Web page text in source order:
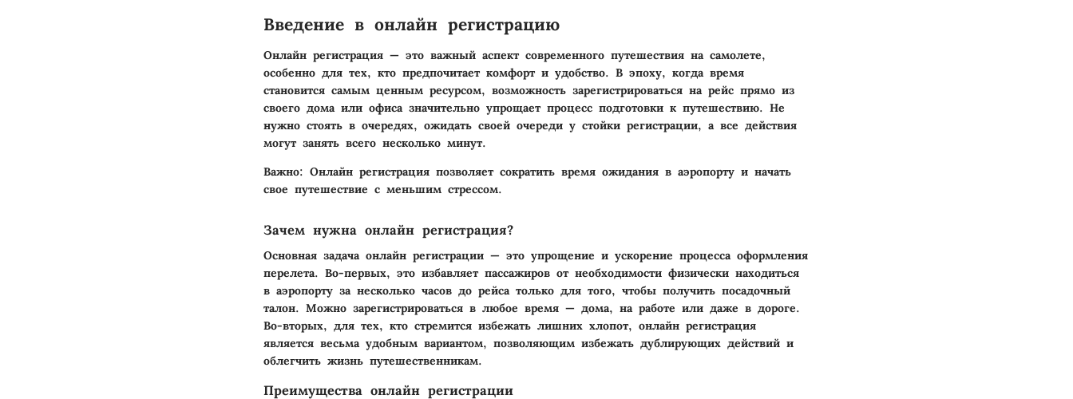
Введение в онлайн регистрацию
Онлайн регистрация — это важный аспект современного путешествия на самолете,
особенно для тех, кто предпочитает комфорт и удобство. В эпоху, когда время
становится самым ценным ресурсом, возможность зарегистрироваться на рейс прямо из
своего дома или офиса значительно упрощает процесс подготовки к путешествию. Не
нужно стоять в очередях, ожидать своей очереди у стойки регистрации, а все действия
могут занять всего несколько минут.
Важно: Онлайн регистрация позволяет сократить время ожидания в аэропорту и начать
свое путешествие с меньшим стрессом.
Зачем нужна онлайн регистрация?
Основная задача онлайн регистрации — это упрощение и ускорение процесса оформления
перелета. Во-первых, это избавляет пассажиров от необходимости физически находиться
в аэропорту за несколько часов до рейса только для того, чтобы получить посадочный
талон. Можно зарегистрироваться в любое время — дома, на работе или даже в дороге.
Во-вторых, для тех, кто стремится избежать лишних хлопот, онлайн регистрация
является весьма удобным вариантом, позволяющим избежать дублирующих действий и
облегчить жизнь путешественникам.
Преимущества онлайн регистрации